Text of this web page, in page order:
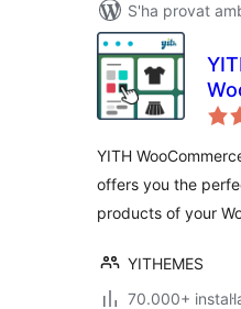
S'ha provat
YITH
offers you the
products of your
YITHEMES
70.000+